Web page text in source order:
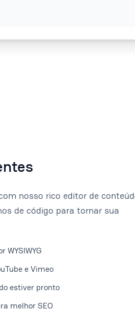
nosso rico editor de
de código para tornar sua
WYSIWYG
e Vimeo
estiver pronto
melhor SEO